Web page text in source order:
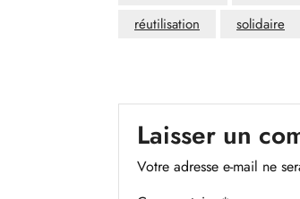
réutilisation
solidaire
Laisser un
Votre adresse e-mail ne